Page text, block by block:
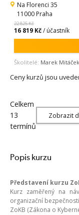
Na Florenci 35
11000 Praha
22 825 Kč
16 819 Kč/ účastník
Školitelé: Marek
Ceny kurzů jsou
Celkem
13
termínů
Zobrazit
Popis kurzu
Představení kurzu
Kurz zaměřený na
organizační
ZoKB (Zákona o